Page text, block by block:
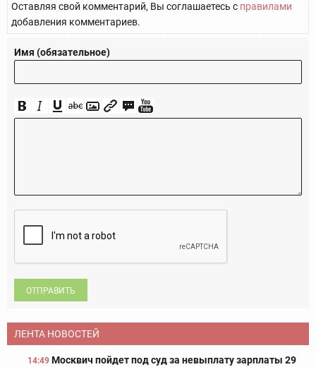
Оставляя свой комментарий, Вы соглашаетесь с правилами
добавления комментариев.
Имя (обязательное)
ОТПРАВИТЬ
ЛЕНТА НОВОСТЕЙ
14:49 Москвич пойдет под суд за невыплату зарплаты 29